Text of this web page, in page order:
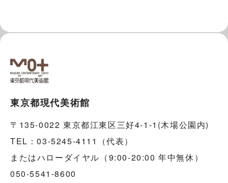
東京都現代美術館
〒135-0022 東京都江東区三好4-1-1(木場公園内)
TEL：03-5245-4111（代表）
またはハローダイヤル（9:00-20:00 年中無休）
050-5541-8600